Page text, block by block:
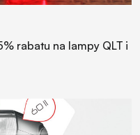
rabatu na lampy QLT i